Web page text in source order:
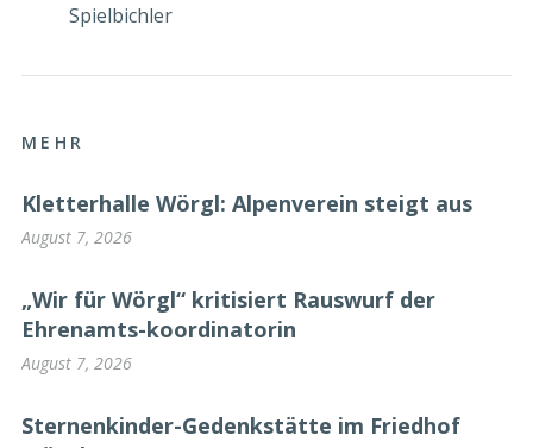
Spielbichler
MEHR
Kletterhalle Wörgl: Alpenverein steigt aus
August 7, 2026
„Wir für Wörgl“ kritisiert Rauswurf der
Ehrenamts-koordinatorin
August 7, 2026
Sternenkinder-Gedenkstätte im Friedhof